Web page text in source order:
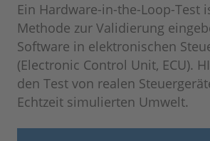
Ein Hardware-in-the-Loop-Test
Methode zur Validierung
Software in elektronischen
(Electronic Control Unit, ECU).
den Test von realen
Echtzeit simulierten Umwelt.